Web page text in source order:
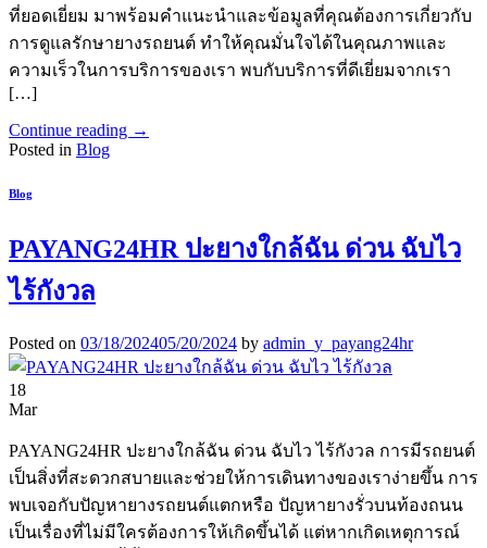
ที่ยอดเยี่ยม มาพร้อมคำแนะนำและข้อมูลที่คุณต้องการเกี่ยวกับ
การดูแลรักษายางรถยนต์ ทำให้คุณมั่นใจได้ในคุณภาพและ
ความเร็วในการบริการของเรา พบกับบริการที่ดีเยี่ยมจากเรา
[…]
Continue reading →
Posted in Blog
Blog
PAYANG24HR ปะยางใกล้ฉัน ด่วน ฉับไว
ไร้กังวล
Posted on 03/18/202405/20/2024 by admin_y_payang24hr
18
Mar
PAYANG24HR ปะยางใกล้ฉัน ด่วน ฉับไว ไร้กังวล การมีรถยนต์
เป็นสิ่งที่สะดวกสบายและช่วยให้การเดินทางของเราง่ายขึ้น การ
พบเจอกับปัญหายางรถยนต์แตกหรือ ปัญหายางรั่วบนท้องถนน
เป็นเรื่องที่ไม่มีใครต้องการให้เกิดขึ้นได้ แต่หากเกิดเหตุการณ์